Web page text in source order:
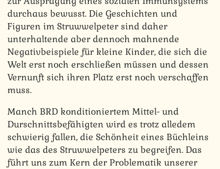
durchaus bewusst. Die Geschichten und
Figuren im Struwwelpeter sind daher
unterhaltende aber dennoch mahnende
Negativbeispiele für kleine Kinder, die sich die
Welt erst noch erschließen müssen und dessen
Vernunft sich ihren Platz erst noch verschaffen
muss.
Manch BRD konditioniertem Mittel- und
Durschnittsbefähigten wird es trotz alledem
schwierig fallen, die Schönheit eines Büchleins
wie das des Struwwelpeters zu begreifen. Das
führt uns zum Kern der Problematik unserer